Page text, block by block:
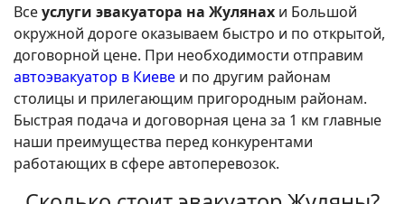
Всеуслуги эвакуатора на Жулянах и Большой
окружной дороге оказываем быстро и по открытой,
договорной цене. При необходимости отправим
автоэвакуатор в Киеве и по другим районам
столицы и прилегающим пригородным районам.
Быстрая подача и договорная цена за 1 км главные
наши преимущества перед конкурентами
работающих в сфере автоперевозок.